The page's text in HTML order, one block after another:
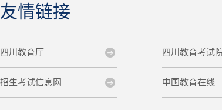
友情链接
四川教育厅 四川教育考试
招生考试信息网 中国教育在线